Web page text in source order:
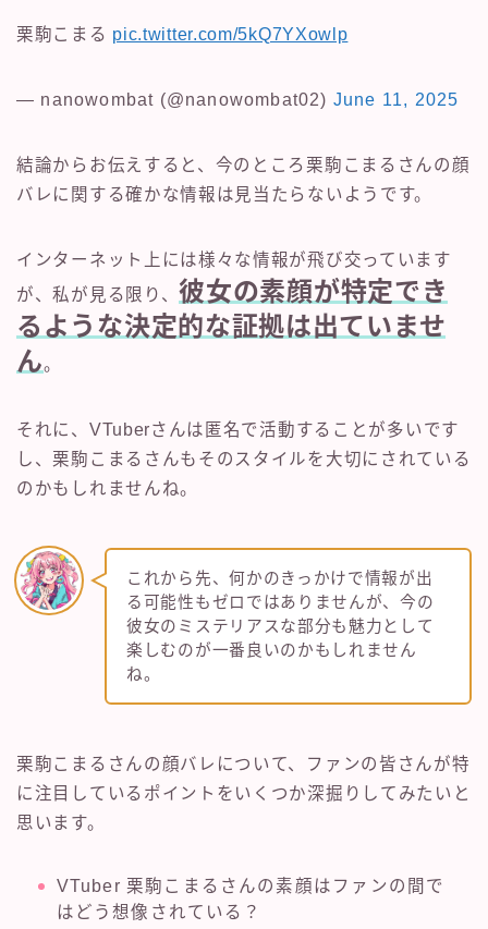
栗駒こまる pic.twitter.com/5kQ7YXowlp
— nanowombat (@nanowombat02) June 11, 2025
結論からお伝えすると、今のところ栗駒こまるさんの顔
バレに関する確かな情報は見当たらないようです。
インターネット上には様々な情報が飛び交っています
が、私が見る限り、彼女の素顔が特定でき
るような決定的な証拠は出ていませ
ん。
それに、VTuberさんは匿名で活動することが多いです
し、栗駒こまるさんもそのスタイルを大切にされている
のかもしれませんね。
これから先、何かのきっかけで情報が出
る可能性もゼロではありませんが、今の
彼女のミステリアスな部分も魅力として
楽しむのが一番良いのかもしれません
ね。
栗駒こまるさんの顔バレについて、ファンの皆さんが特
に注目しているポイントをいくつか深掘りしてみたいと
思います。
VTuber 栗駒こまるさんの素顔はファンの間で
はどう想像されている？